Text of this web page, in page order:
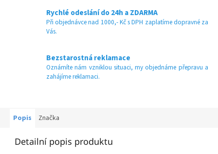
Rychlé odeslání do 24h a ZDARMA
Při objednávce nad 1000,- Kč s DPH zaplatíme dopravné za
Vás.
Bezstarostná reklamace
Oznámíte nám vzniklou situaci, my objednáme přepravu a
zahájíme reklamaci.
Popis Značka
Detailní popis produktu